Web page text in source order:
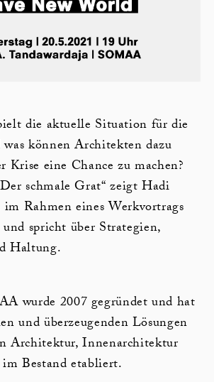
die aktuelle Situation für die
können Architekten dazu
Krise eine Chance zu machen?
schmale Grat“ zeigt Hadi
Rahmen eines Werkvortrags
spricht über Strategien,
Haltung.
wurde 2007 gegründet und hat
und überzeugenden Lösungen
Architektur, Innenarchitektur
Bestand etabliert.